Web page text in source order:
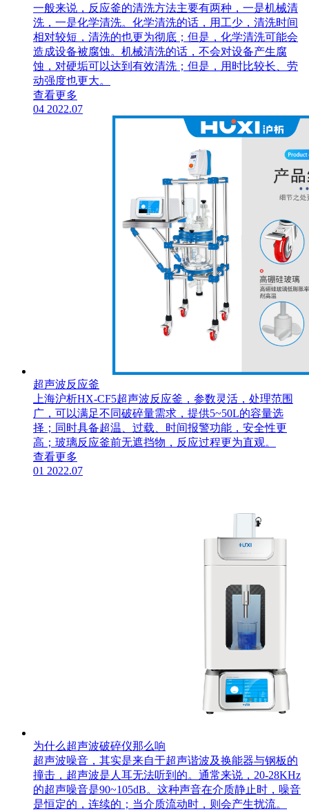
一般来说，反应釜的清洗方法主要有两种，一是机械清
洗，一是化学清洗。化学清洗的话，用工少，清洗时间
相对较短，清洗的也更为彻底；但是，化学清洗可能会
造成设备被腐蚀。机械清洗的话，不会对设备产生腐
蚀，对硬垢可以达到有效清洗；但是，用时比较长、劳
动强度也更大。
查看更多
04 2022.07
超声波反应釜
上海沪析HX-CF5超声波反应釜，参数灵活，处理范围
广，可以满足不同破碎量需求，提供5~50L的容量选
择；同时具备超温、过载、时间报警功能，安全性更
高；玻璃反应釜前无遮挡物，反应过程更为直观。
查看更多
01 2022.07
为什么超声波破碎仪那么响
超声波噪音，其实是来自于超声谐波及换能器与钢板的
撞击，超声波是人耳无法听到的。通常来说，20-28KHz
的超声噪音是90~105dB。这种声音在介质静止时，噪音
是恒定的，连续的；当介质流动时，则会产生扰流。